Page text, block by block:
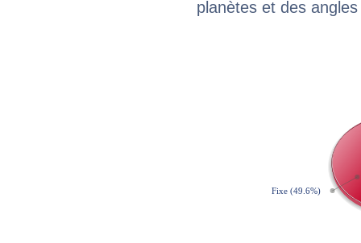
planètes et des